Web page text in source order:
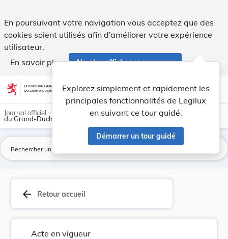
En poursuivant votre navigation vous acceptez que des
cookies soient utilisés afin d’améliorer votre expérience
utilisateur.
En savoir plus
Ne plus afficher ce message
Aller au contenu account_circle help Aide
Explorez simplement et rapidement les
principales fonctionnalités de Legilux
en suivant ce tour guidé.
Démarrer un tour guidé
light_mode dark_mode
Journal officiel
du Grand-Duché de Luxembourg
arrow_back Retour accueil
Acte en vigueur